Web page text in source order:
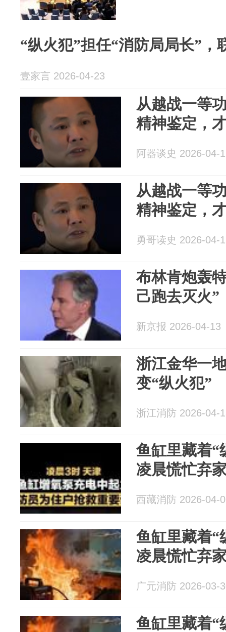
“纵火犯”担任“消防局局长”，
壹家言 2026-04-23
从越战一等
精神鉴定，
阿器谈史 2026-04-
从越战一等
精神鉴定，
勇哥读史 2026-04-
布林肯炮轰
己跑去灭火”
新京报 2026-04-13
浙江金华一
变“纵火犯”
浙江消防 2026-04-
鱼缸里藏着“
凌晨慌忙弃
西藏消防 2026-04-
鱼缸里藏着“
凌晨慌忙弃
广元消防 2026-03-
鱼缸里藏着“